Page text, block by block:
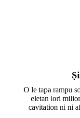
O le tapa rampu
eletan lori
cavitation ni ni